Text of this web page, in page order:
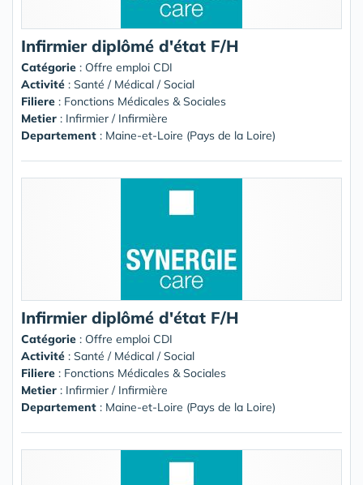
Infirmier diplômé d'état F/H
Catégorie : Offre emploi CDI
Activité : Santé / Médical / Social
Filiere : Fonctions Médicales & Sociales
Metier : Infirmier / Infirmière
Departement : Maine-et-Loire (Pays de la Loire)
Infirmier diplômé d'état F/H
Catégorie : Offre emploi CDI
Activité : Santé / Médical / Social
Filiere : Fonctions Médicales & Sociales
Metier : Infirmier / Infirmière
Departement : Maine-et-Loire (Pays de la Loire)